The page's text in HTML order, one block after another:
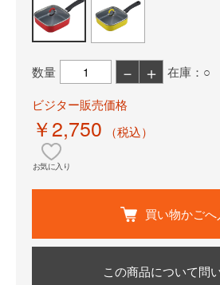
数量 － ＋
在庫：○
ビジター販売価格
￥2,750 （税込）
お気に入り
買い物かごへ
この商品について問